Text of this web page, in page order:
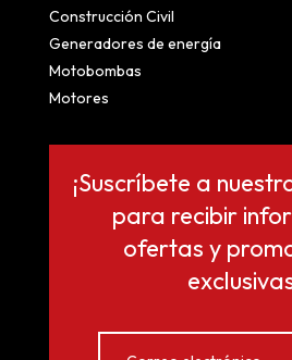
Construcción Civil
Generadores de energía
Motobombas
Motores
¡Suscríbete a
para recibir
ofertas y